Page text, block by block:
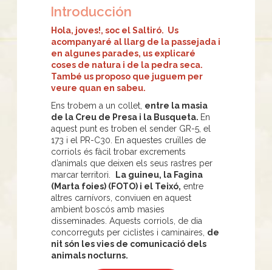
Introducción
Hola, joves!, soc el Saltiró. Us
acompanyaré al llarg de la passejada i
en algunes parades, us explicaré
coses de natura i de la pedra seca.
També us proposo que juguem per
veure quan en sabeu.
Ens trobem a un collet, entre la masia
de la Creu de Presa i la Busqueta. En
aquest punt es troben el sender GR-5, el
173 i el PR-C30. En aquestes cruïlles de
corriols és fàcil trobar excrements
d’animals que deixen els seus rastres per
marcar territori.
La guineu, la Fagina
(Marta foies) (FOTO) i el Teixó, entre
altres carnívors, conviuen en aquest
ambient boscós amb masies
disseminades. Aquests corriols, de dia
concorreguts per ciclistes i caminaires, de
nit són les vies de comunicació dels
animals nocturns.